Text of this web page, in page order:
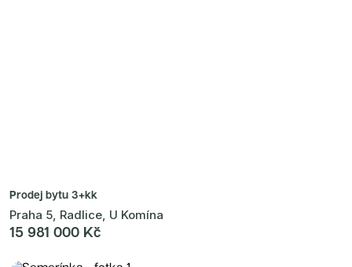
Prodej bytu 3+kk
Praha 5, Radlice, U Komína
15 981 000 Kč